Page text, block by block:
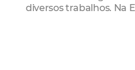
diversos trabalhos. Na